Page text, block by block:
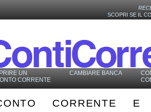
SCOPRI SE IL
UN
CORRENTE
CAMBIARE BANCA
CORRENTE